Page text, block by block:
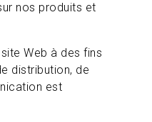
nos produits et
Web à des fins
distribution, de
est